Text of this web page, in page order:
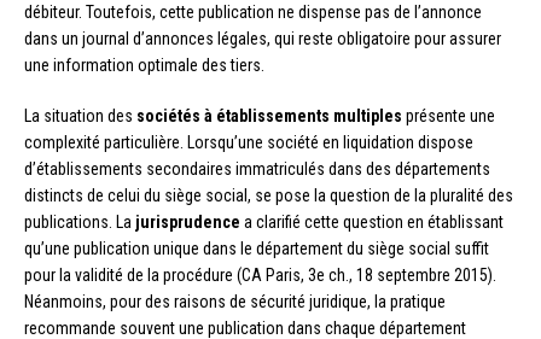
débiteur. Toutefois, cette publication ne dispense pas de l’annonce
dans un journal d’annonces légales, qui reste obligatoire pour assurer
une information optimale des tiers.
La situation des sociétés à établissements multiples présente une
complexité particulière. Lorsqu’une société en liquidation dispose
d’établissements secondaires immatriculés dans des départements
distincts de celui du siège social, se pose la question de la pluralité des
publications. La jurisprudence a clarifié cette question en établissant
qu’une publication unique dans le département du siège social suffit
pour la validité de la procédure (CA Paris, 3e ch., 18 septembre 2015).
Néanmoins, pour des raisons de sécurité juridique, la pratique
recommande souvent une publication dans chaque département